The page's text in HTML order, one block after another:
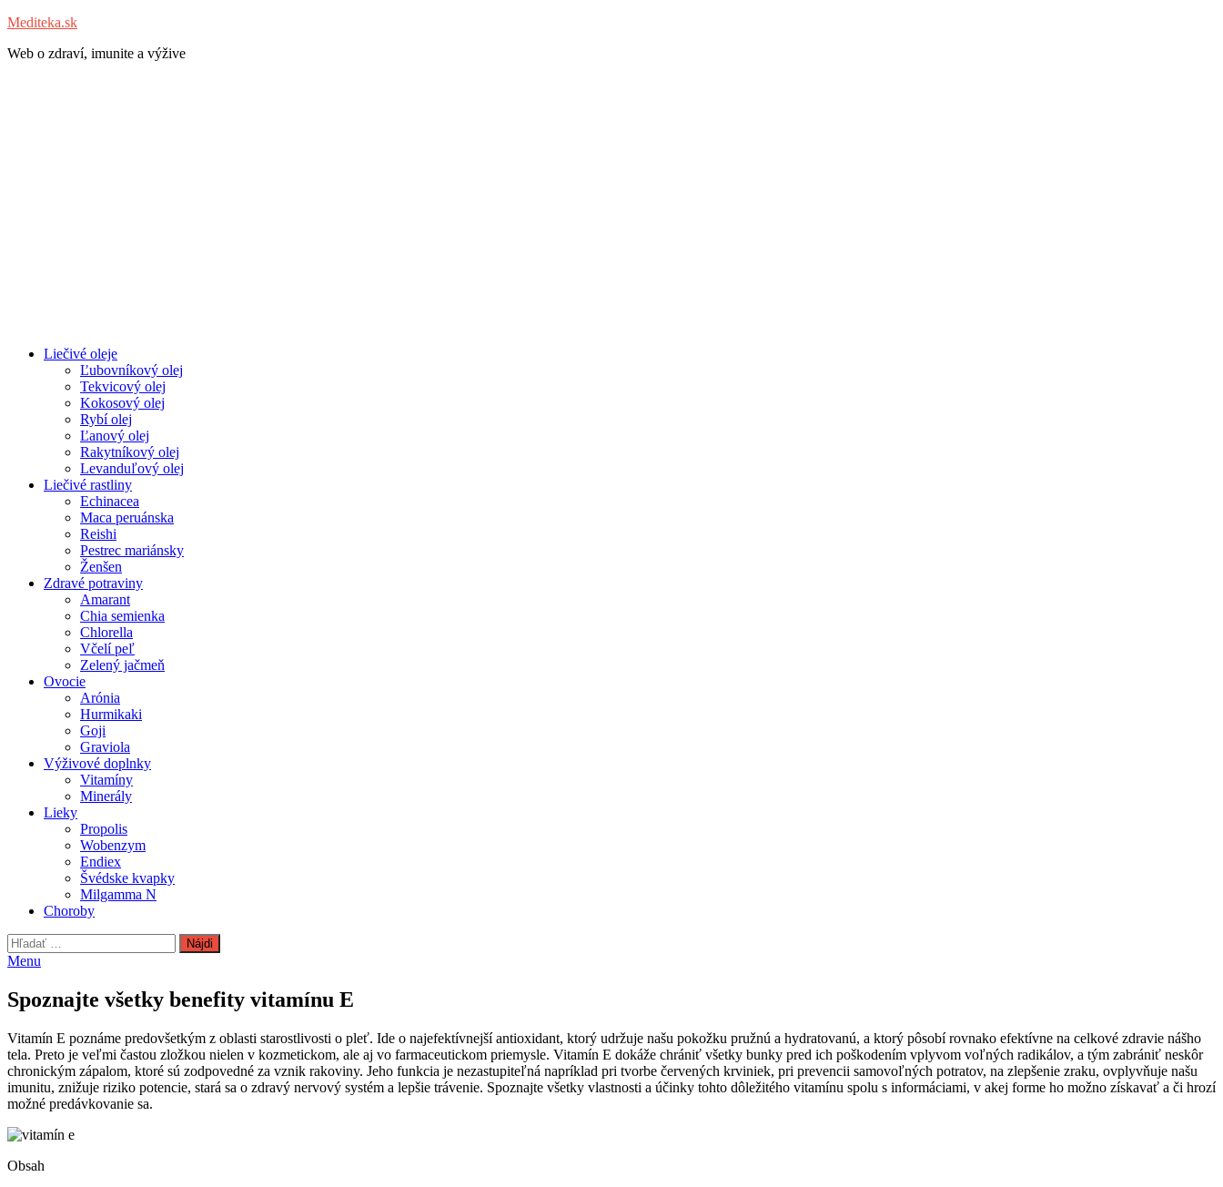
Mediteka.sk
Web o zdraví, imunite a výžive
Liečivé oleje
Ľubovníkový olej
Tekvicový olej
Kokosový olej
Rybí olej
Ľanový olej
Rakytníkový olej
Levanduľový olej
Liečivé rastliny
Echinacea
Maca peruánska
Reishi
Pestrec mariánsky
Ženšen
Zdravé potraviny
Amarant
Chia semienka
Chlorella
Včelí peľ
Zelený jačmeň
Ovocie
Arónia
Hurmikaki
Goji
Graviola
Výživové doplnky
Vitamíny
Minerály
Lieky
Propolis
Wobenzym
Endiex
Švédske kvapky
Milgamma N
Choroby
Hľadať:
Menu
Spoznajte všetky benefity vitamínu E
Vitamín E poznáme predovšetkým z oblasti starostlivosti o pleť. Ide o najefektívnejší antioxidant, ktorý udržuje našu pokožku pružnú a hydratovanú, a ktorý pôsobí rovnako efektívne na celkové zdravie nášho
tela. Preto je veľmi častou zložkou nielen v kozmetickom, ale aj vo farmaceutickom priemysle. Vitamín E dokáže chrániť všetky bunky pred ich poškodením vplyvom voľných radikálov, a tým zabrániť neskôr
chronickým zápalom, ktoré sú zodpovedné za vznik rakoviny. Jeho funkcia je nezastupiteľná napríklad pri tvorbe červených krviniek, pri prevencii samovoľných potratov, na zlepšenie zraku, ovplyvňuje našu
imunitu, znižuje riziko potencie, stará sa o zdravý nervový systém a lepšie trávenie. Spoznajte všetky vlastnosti a účinky tohto dôležitého vitamínu spolu s informáciami, v akej forme ho možno získavať a či hrozí
možné predávkovanie sa.
Obsah